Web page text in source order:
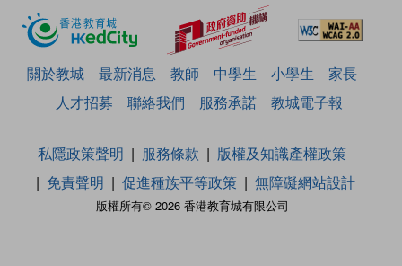
關於教城 最新消息 教師 中學生 小學生
家長
人才招募
聯絡我們 服務承諾 教城電子報
版權所有© 2026 香港教育城有限公司
私隱政策聲明 服務條款
版權及知識產權政策
免責聲明
促進種族平等政策 無障礙網站設計